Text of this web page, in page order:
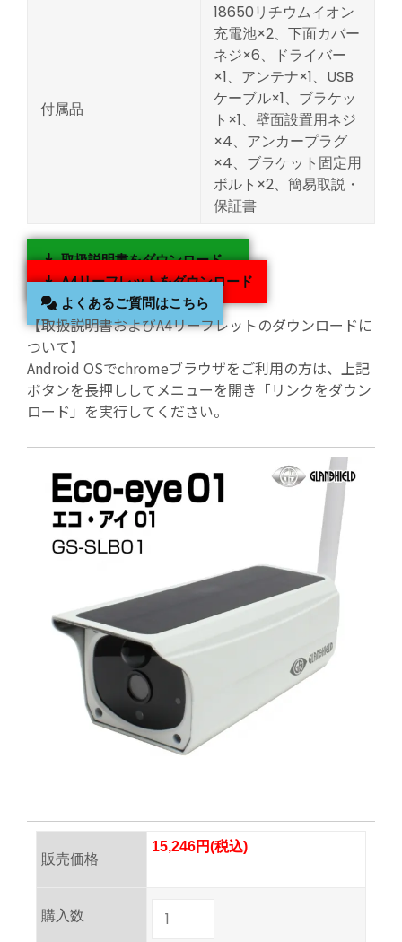
付属品
18650リチウムイオン
充電池×2、下面カバー
ネジ×6、ドライバー
×1、アンテナ×1、USB
ケーブル×1、ブラケッ
ト×1、壁面設置用ネジ
×4、アンカープラグ
×4、ブラケット固定用
ボルト×2、簡易取説・
保証書
取扱説明書をダウンロード
A4リーフレットをダウンロード
よくあるご質問はこちら
【取扱説明書およびA4リーフレットのダウンロードに
ついて】
Android OSでchromeブラウザをご利用の方は、上記
ボタンを長押ししてメニューを開き「リンクをダウン
ロード」を実行してください。
販売価格
15,246円(税込)
購入数